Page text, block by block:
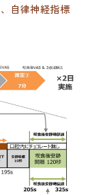
自律神経指標